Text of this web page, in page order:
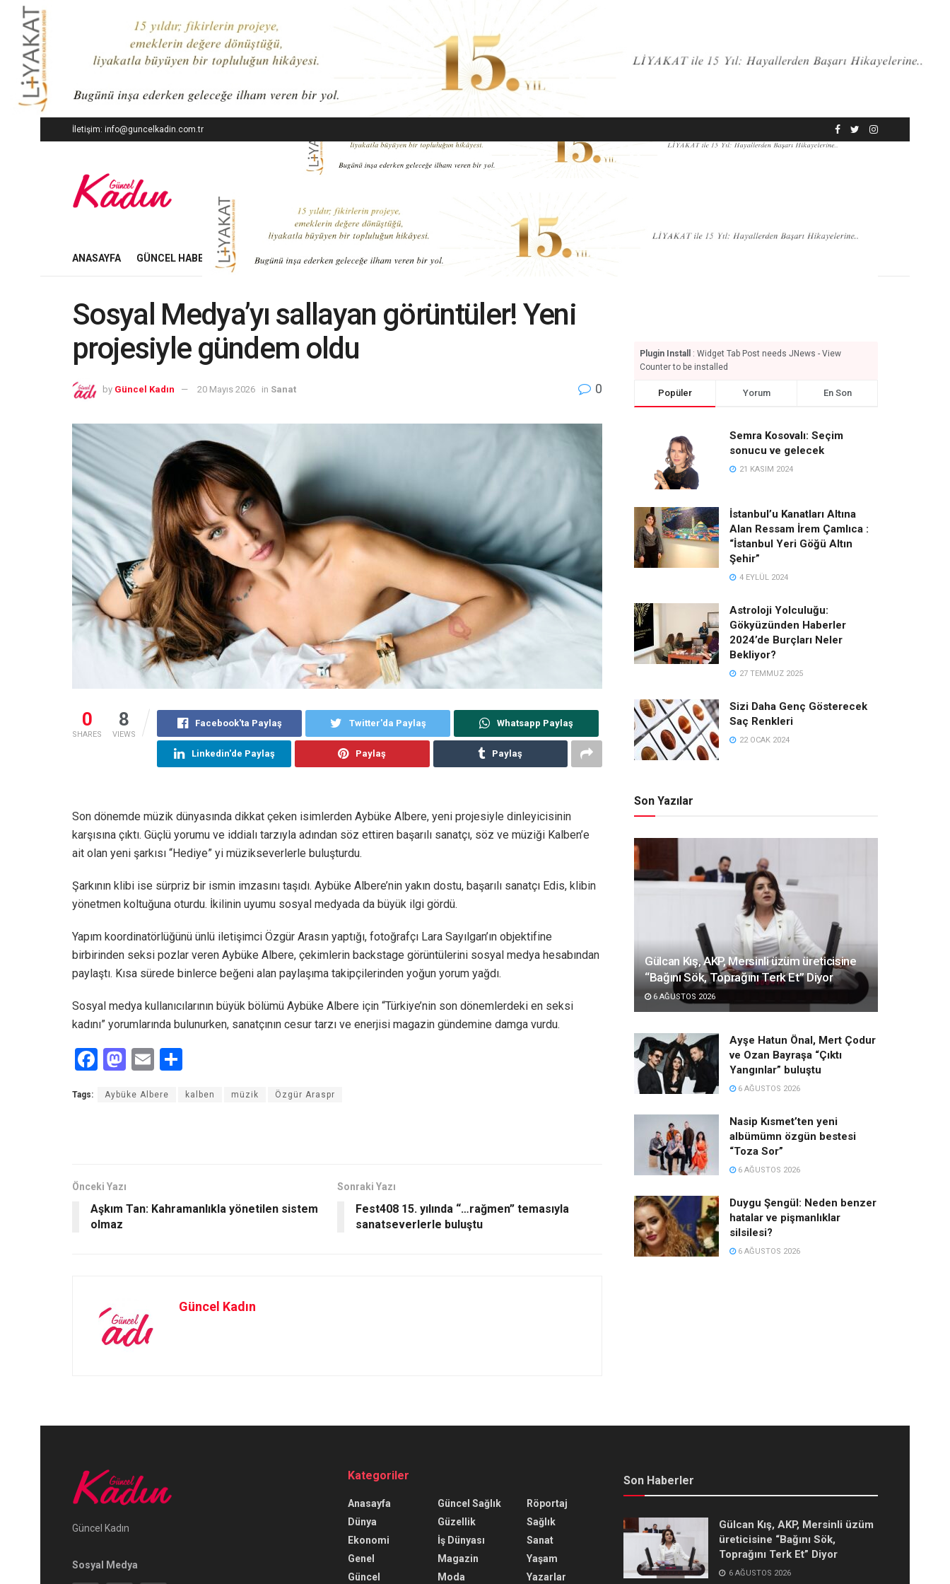
İletişim: info@guncelkadin.com.tr
ANASAYFA GÜNCEL HABERLER İŞ DÜNYASI EKONOMI MODA GÜZELLIK YAŞAM SANAT
Sosyal Medya’yı sallayan görüntüler! Yeni
projesiyle gündem oldu
by Güncel Kadın 20 Mayıs 2026 in Sanat 0
0
SHARES
8
VIEWS
Facebook'ta Paylaş Twitter'da Paylaş Whatsapp Paylaş
Linkedin'de Paylaş Paylaş Paylaş
Son dönemde müzik dünyasında dikkat çeken isimlerden Aybüke Albere, yeni projesiyle dinleyicisinin
karşısına çıktı. Güçlü yorumu ve iddialı tarzıyla adından söz ettiren başarılı sanatçı, söz ve müziği Kalben’e
ait olan yeni şarkısı “Hediye” yi müzikseverlerle buluşturdu.
Şarkının klibi ise sürpriz bir ismin imzasını taşıdı. Aybüke Albere’nin yakın dostu, başarılı sanatçı Edis, klibin
yönetmen koltuğuna oturdu. İkilinin uyumu sosyal medyada da büyük ilgi gördü.
Yapım koordinatörlüğünü ünlü iletişimci Özgür Arasın yaptığı, fotoğrafçı Lara Sayılgan’ın objektifine
birbirinden seksi pozlar veren Aybüke Albere, çekimlerin backstage görüntülerini sosyal medya hesabından
paylaştı. Kısa sürede binlerce beğeni alan paylaşıma takipçilerinden yoğun yorum yağdı.
Sosyal medya kullanıcılarının büyük bölümü Aybüke Albere için “Türkiye’nin son dönemlerdeki en seksi
kadını” yorumlarında bulunurken, sanatçının cesur tarzı ve enerjisi magazin gündemine damga vurdu.
F
ce
k
M
st
E
ail
ar
Tags: Aybüke Albere kalben müzik Özgür Araspr
Önceki Yazı
Aşkım Tan: Kahramanlıkla yönetilen sistem
olmaz
Sonraki Yazı
Fest408 15. yılında “…rağmen” temasıyla
sanatseverlerle buluştu
Güncel Kadın
Plugin Install
: Widget Tab Post needs JNews - View
Counter to be installed
Popüler Yorum En Son
Semra Kosovalı: Seçim
sonucu ve gelecek
21 KASIM 2024
İstanbul’u Kanatları Altına
Alan Ressam İrem Çamlıca :
“İstanbul Yeri Göğü Altın
Şehir”
4 EYLÜL 2024
Astroloji Yolculuğu:
Gökyüzünden Haberler
2024’de Burçları Neler
Bekliyor?
27 TEMMUZ 2025
Sizi Daha Genç Gösterecek
Saç Renkleri
22 OCAK 2024
Son Yazılar
Gülcan Kış, AKP, Mersinli üzüm üreticisine
“Bağını Sök, Toprağını Terk Et” Diyor
6 AĞUSTOS 2026
Ayşe Hatun Önal, Mert Çodur
ve Ozan Bayraşa “Çıktı
Yangınlar” buluştu
6 AĞUSTOS 2026
Nasip Kısmet’ten yeni
albümümn özgün bestesi
“Toza Sor”
6 AĞUSTOS 2026
Duygu Şengül: Neden benzer
hatalar ve pişmanlıklar
silsilesi?
6 AĞUSTOS 2026
Güncel Kadın
Sosyal Medya
Kategoriler
Anasayfa
Dünya
Ekonomi
Genel
Güncel
Güncel Sağlık
Güzellik
İş Dünyası
Magazin
Moda
Röportaj
Sağlık
Sanat
Yaşam
Yazarlar
Son Haberler
Gülcan Kış, AKP, Mersinli üzüm
üreticisine “Bağını Sök,
Toprağını Terk Et” Diyor
6 AĞUSTOS 2026